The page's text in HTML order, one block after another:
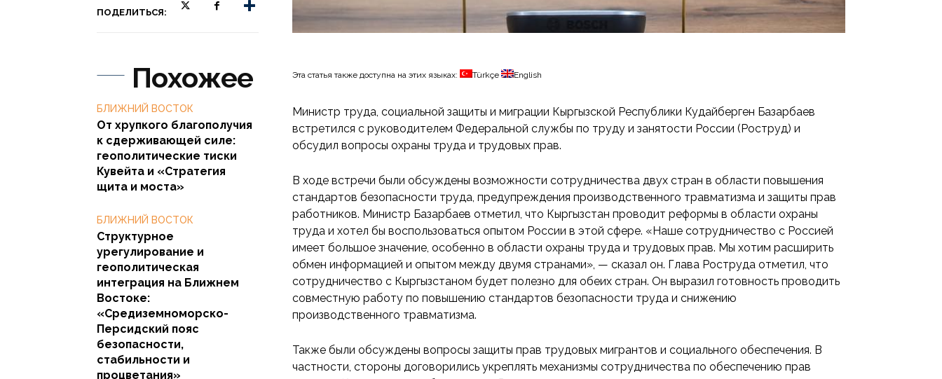
ПОДЕЛИТЬСЯ:
Похожее
БЛИЖНИЙ ВОСТОК
От хрупкого благополучия
к сдерживающей силе:
геополитические тиски
Кувейта и «Стратегия
щита и моста»
БЛИЖНИЙ ВОСТОК
Структурное
урегулирование и
геополитическая
интеграция на Ближнем
Востоке:
«Средиземноморско-
Персидский пояс
безопасности,
стабильности и
процветания»
Эта статья также доступна на этих языках: Türkçe English
Министр труда, социальной защиты и миграции Кыргызской Республики Кудайберген Базарбаев
встретился с руководителем Федеральной службы по труду и занятости России (Роструд) и
обсудил вопросы охраны труда и трудовых прав.
В ходе встречи были обсуждены возможности сотрудничества двух стран в области повышения
стандартов безопасности труда, предупреждения производственного травматизма и защиты прав
работников. Министр Базарбаев отметил, что Кыргызстан проводит реформы в области охраны
труда и хотел бы воспользоваться опытом России в этой сфере. «Наше сотрудничество с Россией
имеет большое значение, особенно в области охраны труда и трудовых прав. Мы хотим расширить
обмен информацией и опытом между двумя странами», — сказал он. Глава Роструда отметил, что
сотрудничество с Кыргызстаном будет полезно для обеих стран. Он выразил готовность проводить
совместную работу по повышению стандартов безопасности труда и снижению
производственного травматизма.
Также были обсуждены вопросы защиты прав трудовых мигрантов и социального обеспечения. В
частности, стороны договорились укреплять механизмы сотрудничества по обеспечению прав